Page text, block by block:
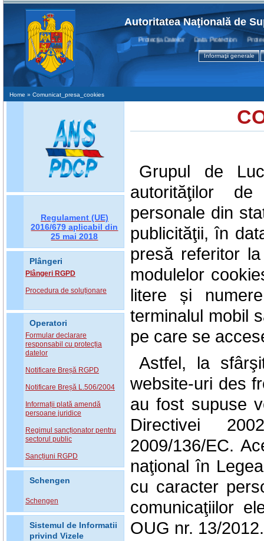
Autoritatea Naţională de
Protecţia Datelor Data Protection Protection
Informaţii generale
Home » Comunicat_presa_cookies
Regulament (UE)
2016/679 aplicabil din
25 mai 2018
Plângeri
Plângeri RGPD
Procedura de soluționare
Operatori
Formular declarare
responsabil cu protecția
datelor
Notificare Breșă RGPD
Notificare Breșă L.506/2004
Informații plată amendă
persoane juridice
Regimul sancționator pentru
sectorul public
Sancțiuni RGPD
Schengen
Schengen
Sistemul de Informatii
privind Vizele
Grupul de
autorităţilor
personale din
publicităţii, în
presă referitor
modulelor
litere și
terminalul mobil
pe care se
Astfel, la
website-uri des
au fost supuse
Directivei
2009/136/EC.
naţional în
cu caracter
comunicaţiilor
OUG nr. 13/2012.